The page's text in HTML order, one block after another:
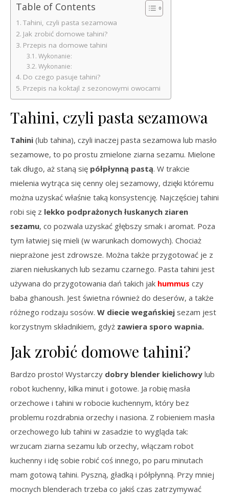
Table of Contents
Tahini, czyli pasta sezamowa
Jak zrobić domowe tahini?
Przepis na domowe tahini
Wykonanie:
Wykonanie:
Do czego pasuje tahini?
Przepis na koktajl z sezonowymi owocami
Tahini, czyli pasta sezamowa
Tahini (lub tahina), czyli inaczej pasta sezamowa lub masło
sezamowe, to po prostu zmielone ziarna sezamu. Mielone
tak długo, aż staną się półpłynną pastą. W trakcie
mielenia wytrąca się cenny olej sezamowy, dzięki któremu
można uzyskać właśnie taką konsystencję. Najczęściej tahini
robi się z lekko podprażonych łuskanych ziaren
sezamu, co pozwala uzyskać głębszy smak i aromat. Poza
tym łatwiej się mieli (w warunkach domowych). Chociaż
nieprażone jest zdrowsze. Można także przygotować je z
ziaren niełuskanych lub sezamu czarnego. Pasta tahini jest
używana do przygotowania dań takich jak hummus czy
baba ghanoush. Jest świetna również do deserów, a także
różnego rodzaju sosów. W diecie wegańskiej sezam jest
korzystnym składnikiem, gdyż zawiera sporo wapnia.
Jak zrobić domowe tahini?
Bardzo prosto! Wystarczy dobry blender kielichowy lub
robot kuchenny, kilka minut i gotowe. Ja robię masła
orzechowe i tahini w robocie kuchennym, który bez
problemu rozdrabnia orzechy i nasiona. Z robieniem masła
orzechowego lub tahini w zasadzie to wygląda tak:
wrzucam ziarna sezamu lub orzechy, włączam robot
kuchenny i idę sobie robić coś innego, po paru minutach
mam gotową tahini. Pyszną, gładką i półpłynną. Przy mniej
mocnych blenderach trzeba co jakiś czas zatrzymywać